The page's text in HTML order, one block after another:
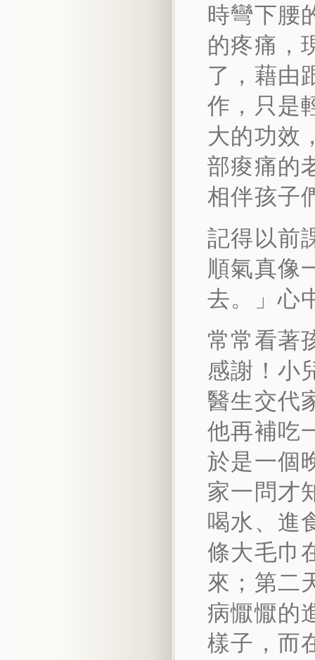
時彎下腰
的疼痛，
了，藉由
作，只是
大的功效
部痠痛的
相伴孩子
記得以前
順氣真像
去。」心
常常看著
感謝！小
醫生交代
他再補吃
於是一個
家一問才
喝水、進
條大毛巾
來；第二
病懨懨的
樣子，而